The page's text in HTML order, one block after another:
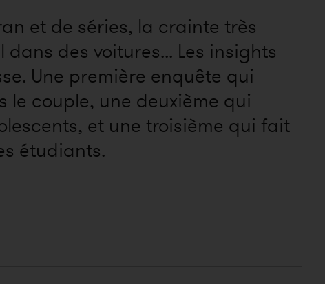
et de séries, la crainte très
des voitures... Les insights
Une première enquête qui
le couple, une deuxième qui
et une troisième qui fait
étudiants.